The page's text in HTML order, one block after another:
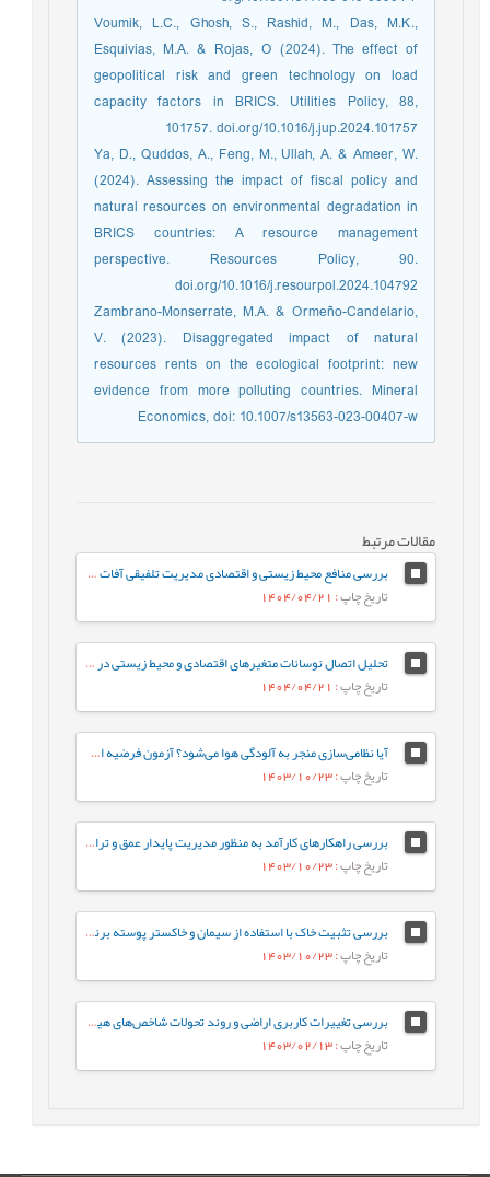
Voumik, L.C., Ghosh, S., Rashid, M., Das, M.K.,
Esquivias, M.A. & Rojas, O (2024). The effect of
geopolitical risk and green technology on load
capacity factors in BRICS. Utilities Policy, 88,
101757. doi.org/10.1016/j.jup.2024.101757
Ya, D., Quddos, A., Feng, M., Ullah, A. & Ameer, W.
(2024). Assessing the impact of fiscal policy and
natural resources on environmental degradation in
BRICS countries: A resource management
perspective. Resources Policy, 90.
doi.org/10.1016/j.resourpol.2024.104792
Zambrano-Monserrate, M.A. & Ormeño-Candelario,
V. (2023). Disaggregated impact of natural
resources rents on the ecological footprint: new
evidence from more polluting countries. Mineral
Economics, doi: 10.1007/s13563-023-00407-w
مقالات مرتبط
بررسی منافع محیط زیستی و اقتصادی مدیریت تلفیقی آفات (IPM)
تاریخ چاپ: 1404/04/21
تحلیل اتصال نوسانات متغیرهای اقتصادی و محیط زیستی در ایران (2006-2023)
تاریخ چاپ: 1404/04/21
آیا نظامی‌سازی منجر به آلودگی هوا می‌شود؟ آزمون فرضیه اسلحه در مقابل آب‌وهوا برای کشورهای منطقه خاورمیانه و شمال آفریقا (منا)
تاریخ چاپ: 1403/10/23
بررسی راهکارهای کارآمد به منظور مدیریت پایدار عمق و تراز سطح آب تالاب انزلی با تأکید بر رویکردهای پیشگیری و احیا
تاریخ چاپ: 1403/10/23
بررسی تثبیت خاک با استفاده از سیمان و خاکستر پوسته برنج و کاهش اثرات مخرب زیست‌محیطی
تاریخ چاپ: 1403/10/23
بررسی تغییرات کاربری اراضی و روند تحولات شاخص‌های هیدرومورفولوژیکی بر روی مساحت و حجم پهنه آبی دریاچه اوان براساس سری‌های زمانی داده‌های لندست
تاریخ چاپ: 1403/02/13